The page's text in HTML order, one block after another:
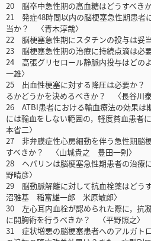
20 脳卒中急性期の高血糖はどうすべき
21 発症48時間以内の脳梗塞急性期患者
当か？ 〈青木淳哉〉
22 脳梗塞急性期にスタチンの投与は妥
23 脳梗塞急性期の治療に持続点滴は必
24 高張グリセロール静脈内投与はどの
一雄〉
25 出血性梗塞に対する降圧は必要か？
るかどうかを決めるべきか？ 〈長谷川泰
26 ATBI患者における輸血療法の効果は
には輸血をしない範囲の，軽度貧血患
本省二〉
27 非弁膜症性心房細動を伴う急性期脳
すべきか？ 〈山城貴之 豊田一則〉
28 ヘパリンは脳梗塞急性期患者の治療
野晴彦〉
29 脳動脈解離に対して抗血栓薬はど
沼雅基 稲富雄一郎 米原敏郎〉
30 左心耳内血栓が認められた際に，抗
に開胸術を行うべきか？ 〈平野照之〉
31 症状増悪の脳梗塞患者へのアルガト